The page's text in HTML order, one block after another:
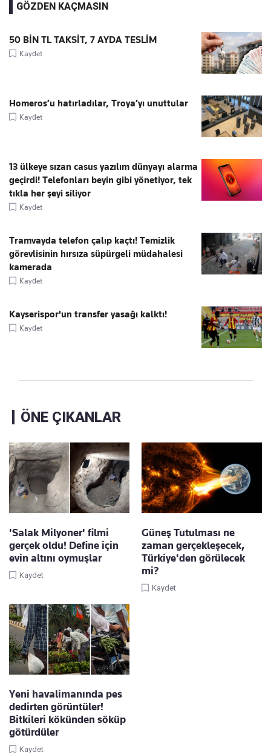
GÖZDEN KAÇMASIN
50 BİN TL TAKSİT, 7 AYDA TESLİM
Kaydet
Homeros’u hatırladılar, Troya’yı unuttular
Kaydet
13 ülkeye sızan casus yazılım dünyayı alarma
geçirdi! Telefonları beyin gibi yönetiyor, tek
tıkla her şeyi siliyor
Kaydet
Tramvayda telefon çalıp kaçtı! Temizlik
görevlisinin hırsıza süpürgeli müdahalesi
kamerada
Kaydet
Kayserispor'un transfer yasağı kalktı!
Kaydet
ÖNE ÇIKANLAR
'Salak Milyoner' filmi
gerçek oldu! Define için
evin altını oymuşlar
Kaydet
Güneş Tutulması ne
zaman gerçekleşecek,
Türkiye'den görülecek
mi?
Kaydet
Yeni havalimanında pes
dedirten görüntüler!
Bitkileri kökünden söküp
götürdüler
Kaydet